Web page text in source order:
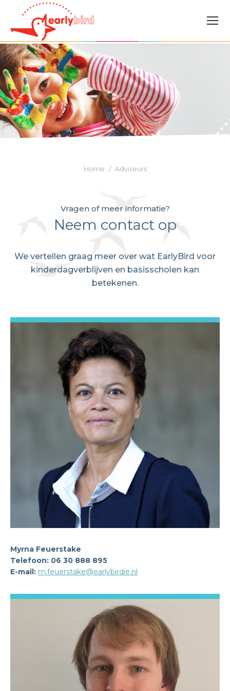
Je bent hier:
Home Adviseurs
Vragen of meer informatie?
Neem contact op
We vertellen graag meer over wat EarlyBird voor
kinderdagverblijven en basisscholen kan
betekenen.
Myrna Feuerstake
Telefoon: 06 30 888 895
E-mail: m.feuerstake@earlybirdie.nl